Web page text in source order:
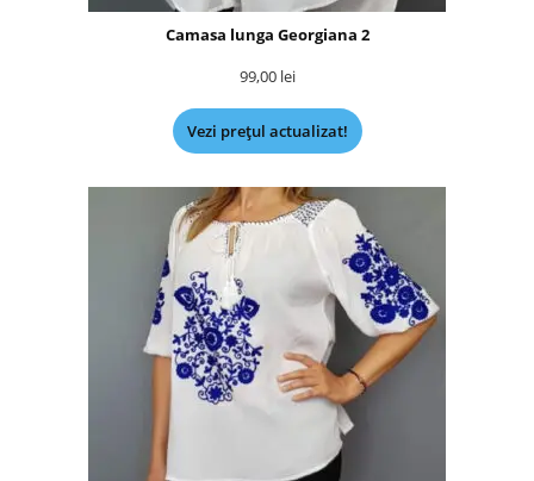
Camasa lunga Georgiana 2
99,00 lei
Vezi prețul actualizat!